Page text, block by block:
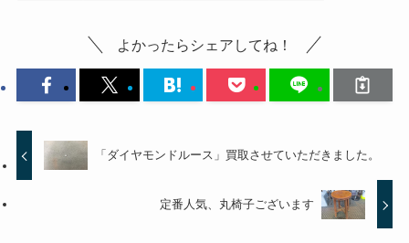
よかったらシェアしてね！
「ダイヤモンドルース」買取させていただきました。
定番人気、丸椅子ございます